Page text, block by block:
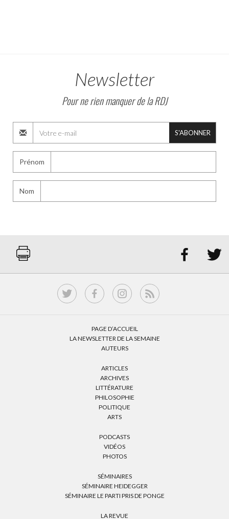
Newsletter
Pour ne rien manquer de la RDJ
S'ABONNER
Prénom
Nom
 
PAGE D’ACCUEIL
LA NEWSLETTER DE LA SEMAINE
AUTEURS
ARTICLES
ARCHIVES
LITTÉRATURE
PHILOSOPHIE
POLITIQUE
ARTS
PODCASTS
VIDÉOS
PHOTOS
SÉMINAIRES
SÉMINAIRE HEIDEGGER
SÉMINAIRE LE PARTI PRIS DE PONGE
LA REVUE